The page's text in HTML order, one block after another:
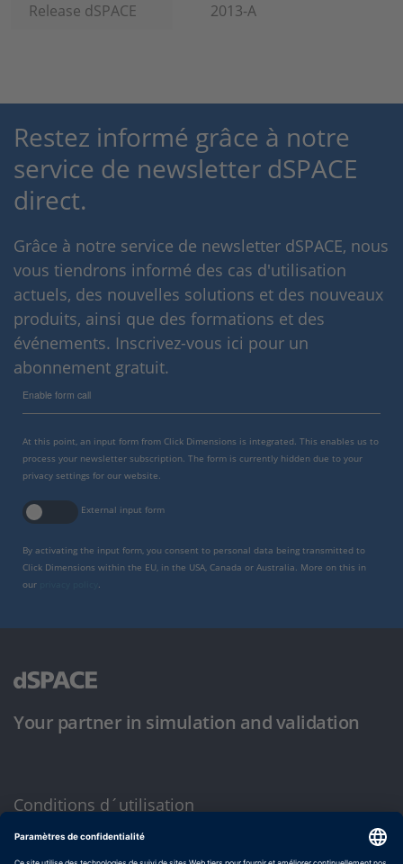
Release dSPACE 2013-A
Restez informé grâce à notre
service de newsletter dSPACE
direct.
Grâce à notre service de newsletter dSPACE, nous
vous tiendrons informé des cas d'utilisation
actuels, des nouvelles solutions et des nouveaux
produits, ainsi que des formations et des
événements. Inscrivez-vous ici pour un
abonnement gratuit.
Enable form call
At this point, an input form from Click Dimensions is integrated. This enables us to
process your newsletter subscription. The form is currently hidden due to your
privacy settings for our website.
External input form
By activating the input form, you consent to personal data being transmitted to
Click Dimensions within the EU, in the USA, Canada or Australia. More on this in
our
Your partner in simulation and validation
Conditions d´utilisation
Politique de confidentialité